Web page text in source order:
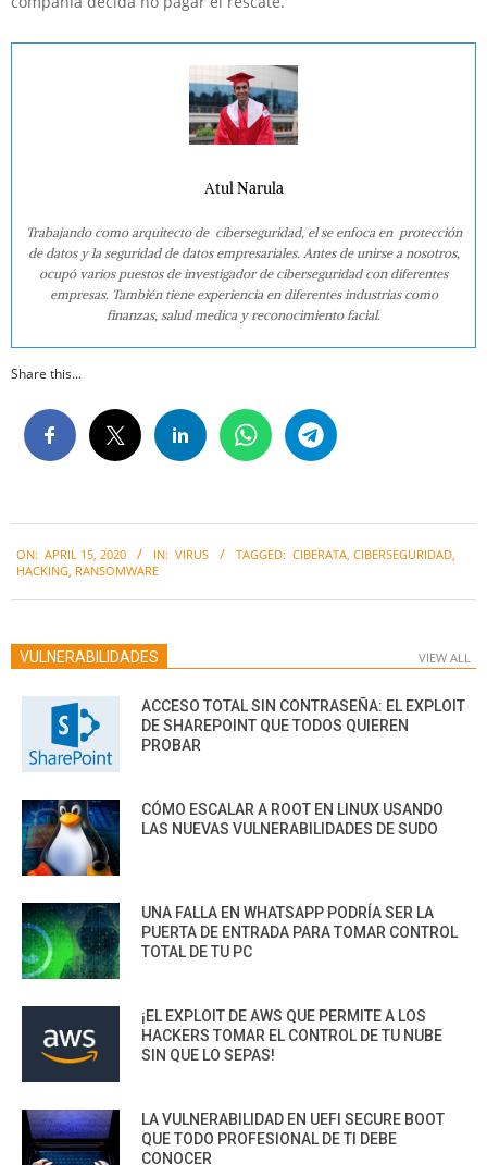
Atul Narula
Trabajando como arquitecto de ciberseguridad, el se enfoca en protección
de datos y la seguridad de datos empresariales. Antes de unirse a nosotros,
ocupó varios puestos de investigador de ciberseguridad con diferentes
empresas. También tiene experiencia en diferentes industrias como
finanzas, salud medica y reconocimiento facial.
Share this...
04-
ON: APRIL 15, 2020 IN: VIRUS TAGGED: CIBERATA CIBERSEGURIDAD
HACKING RANSOMWARE
VULNERABILIDADES VIEW ALL
ACCESO TOTAL SIN CONTRASEÑA: EL EXPLOIT
DE SHAREPOINT QUE TODOS QUIEREN
PROBAR
CÓMO ESCALAR A ROOT EN LINUX USANDO
LAS NUEVAS VULNERABILIDADES DE SUDO
UNA FALLA EN WHATSAPP PODRÍA SER LA
PUERTA DE ENTRADA PARA TOMAR CONTROL
TOTAL DE TU PC
¡EL EXPLOIT DE AWS QUE PERMITE A LOS
HACKERS TOMAR EL CONTROL DE TU NUBE
SIN QUE LO SEPAS!
LA VULNERABILIDAD EN UEFI SECURE BOOT
QUE TODO PROFESIONAL DE TI DEBE
CONOCER